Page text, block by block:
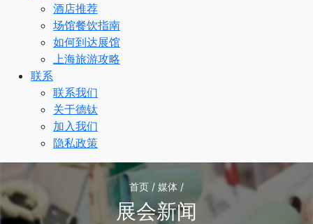
酒店推荐
场馆餐饮指南
如何到达展馆
上海旅游攻略
联系
联系我们
关于德钛
加入我们
隐私政策
首页 / 媒体 /
展会新闻